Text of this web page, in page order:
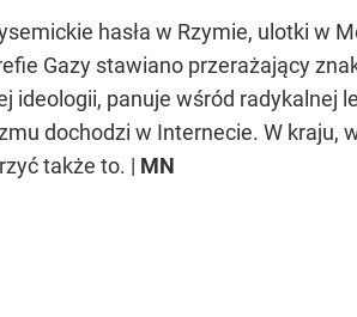
hasła w Rzymie, ulotki w
Gazy stawiano przerażający
ideologii, panuje wśród radykalnej
dochodzi w Internecie. W kraju,
także to. | MN